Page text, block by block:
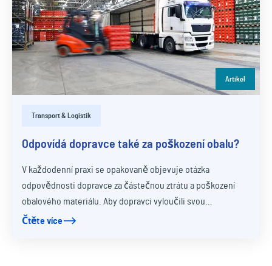
Artikel
Transport & Logistik
Odpovídá dopravce také za poškození obalu?
V každodenní praxi se opakovaně objevuje otázka
odpovědnosti dopravce za částečnou ztrátu a poškození
obalového materiálu. Aby dopravci vyloučili svou…
Čtěte více